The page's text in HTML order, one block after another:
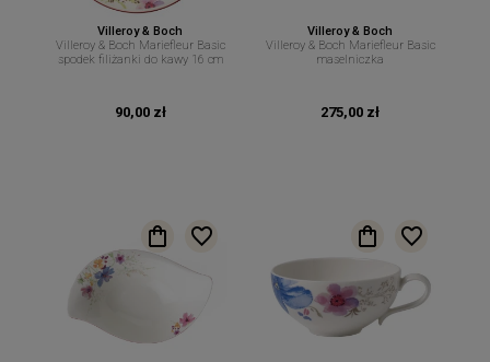
Villeroy & Boch
Villeroy & Boch Mariefleur Basic
spodek filiżanki do kawy 16 cm
90,00 zł
Villeroy & Boch
Villeroy & Boch Mariefleur Basic
maselniczka
275,00 zł